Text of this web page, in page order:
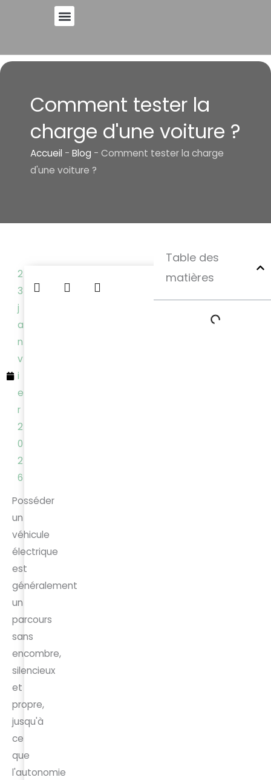
Comment tester la
charge d'une voiture ?
Accueil - Blog - Comment tester la charge
d'une voiture ?
2
3
j
a
n
v
i
e
r
2
0
2
6
Posséder
un
véhicule
électrique
est
généralement
un
parcours
sans
encombre,
silencieux
et
propre,
jusqu'à
ce
que
l'autonomie
Table des
matières